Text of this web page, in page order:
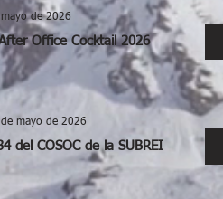
de 2026
Office Cocktail 2026
mayo de 2026
del COSOC de la SUBREI